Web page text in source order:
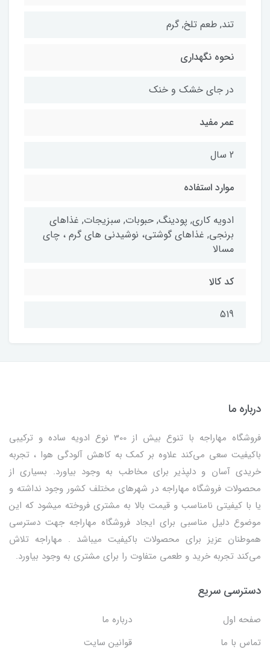
تند, طعم تلخ, گرم
نحوه نگهداری
در جای خشک و خنک
عمر مفید
2 سال
موارد استفاده
ادویه کاری, پودینگ, حبوبات, سبزیجات, غذاهای
برنجی, غذاهای گوشتی، نوشیدنی های گرم ، چای
مسالا
کد کالا
519
درباره ما
فروشگاه مهاراجه با تنوع بیش از 300 نوع ادویه ساده و ترکیبی
باکیفیت سعی می‌کند علاوه بر کمک به کاهش آلودگی هوا ، تجربه
خریدی آسان و دلپذیر برای مخاطب به وجود بیاورد. بسیاری از
محصولات فروشگاه مهاراجه در شهرهای مختلف کشور وجود نداشته و
یا با کیفیتی نامناسب و قیمت بالا به مشتری فروخته میشود که این
موضوع دلیل مناسبی برای ایجاد فروشگاه مهاراجه جهت دسترسی
هموطنان عزیز برای محصولات باکیفیت میباشد . مهاراجه تلاش
می‌کند تجربه خرید و طعمی متفاوت را برای مشتری به وجود بیاورد.
دسترسی سریع
صفحه اول
درباره ما
تماس با ما
قوانین سایت